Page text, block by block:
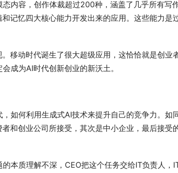
内容，创作体裁超过200种，涵盖了几乎所有写
记忆四大核心能力开发出来的应用。这些能力是
移动时代诞生了很大超级应用，这恰恰就是创业
成为AI时代创新创业的新沃土。
如何利用生成式AI技术来提升自己的竞争力。如
和创业公司所接受，其次是中小企业，最后接受
本质理解不深，CEO把这个任务交给IT负责人，